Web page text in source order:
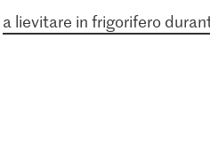
a lievitare in frigorifero